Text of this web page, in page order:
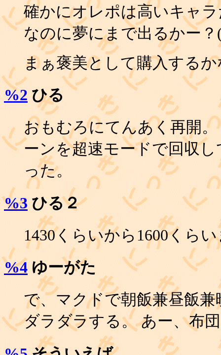
確かにオレポは高いキャ
なのに夢にまで出るかー？
まぁ褒美として購入する
%2 ひる
おもむろにてんあく再開
ーンを超速モードで回収
った。
%3 ひる２
1430くらいから1600くら
%4 ゆーがた
で、マクドで朝飯兼昼飯
ダラダラする。 あー、